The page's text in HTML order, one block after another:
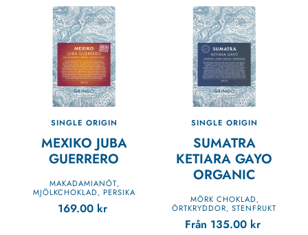
SINGLE ORIGIN
MEXIKO JUBA
GUERRERO
MAKADAMIANÖT,
MJÖLKCHOKLAD, PERSIKA
169.00 kr
SINGLE ORIGIN
SUMATRA
KETIARA GAYO
ORGANIC
MÖRK CHOKLAD,
ÖRTKRYDDOR, STENFRUKT
Från 135.00 kr